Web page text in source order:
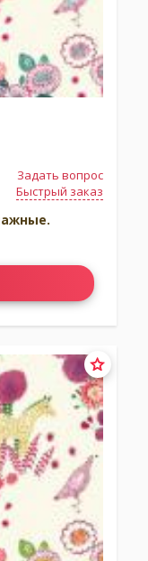
Задать вопрос
Быстрый заказ